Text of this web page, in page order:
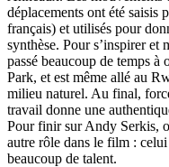
déplacements ont été saisis
français) et utilisés pour
synthèse. Pour s’inspirer et
passé beaucoup de temps
Park, et est même allé au
milieu naturel. Au final,
travail donne une
Pour finir sur Andy Serkis,
autre rôle dans le film :
beaucoup de talent.